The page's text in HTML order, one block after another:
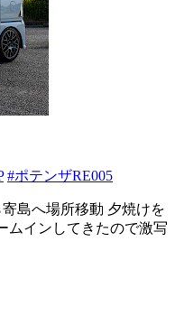
#ポテンザRE005
島へ場所移動 夕焼けを
ムインしてきたので激写